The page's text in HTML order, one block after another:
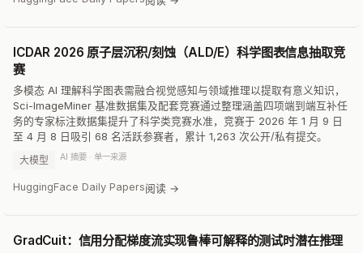
ICDAR 2026 原子层沉积/刻蚀（ALD/E）科学图表信息抽取竞
赛
多模态 AI 理解科学图表需融合视觉感知与领域推理以提取有意义知识，
Sci-ImageMiner 基准数据集及配套竞赛通过整理涵盖四项端到端互补任
务的专家标注数据集提升了科学类竞赛水准，竞赛于 2026 年 1 月 9 日
至 4 月 8 日吸引 68 名活跃参赛者，累计 1,263 次公开/私有提交。
大模型
AI 摘要 · 单一来源
HuggingFace Daily Papers阅读 →
GradCuit：信用分配梯度流实现鲁棒可解释的测试时潜在推理